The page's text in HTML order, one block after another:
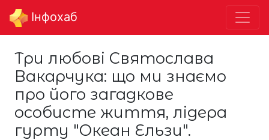
Інфохаб
Три любові Святослава
Вакарчука: що ми знаємо
про його загадкове
особисте життя, лідера
гурту "Океан Ельзи".